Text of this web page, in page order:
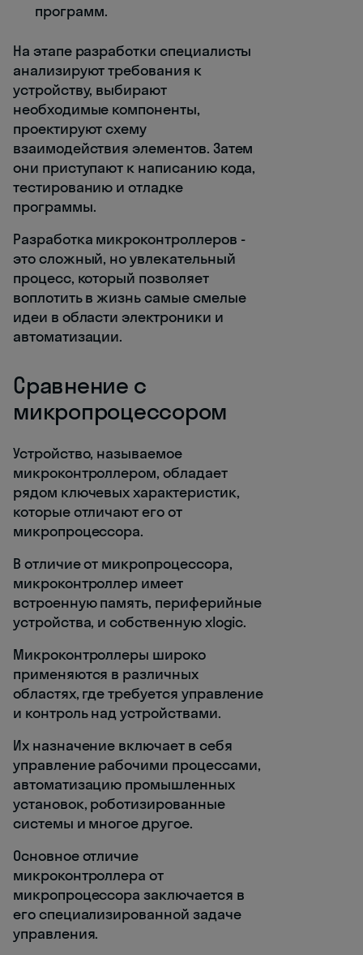
программ.
На этапе разработки специалисты
анализируют требования к
устройству, выбирают
необходимые компоненты,
проектируют схему
взаимодействия элементов. Затем
они приступают к написанию кода,
тестированию и отладке
программы.
Разработка микроконтроллеров -
это сложный, но увлекательный
процесс, который позволяет
воплотить в жизнь самые смелые
идеи в области электроники и
автоматизации.
Сравнение с
микропроцессором
Устройство, называемое
микроконтроллером, обладает
рядом ключевых характеристик,
которые отличают его от
микропроцессора.
В отличие от микропроцессора,
микроконтроллер имеет
встроенную память, периферийные
устройства, и собственную xlogic.
Микроконтроллеры широко
применяются в различных
областях, где требуется управление
и контроль над устройствами.
Их назначение включает в себя
управление рабочими процессами,
автоматизацию промышленных
установок, роботизированные
системы и многое другое.
Основное отличие
микроконтроллера от
микропроцессора заключается в
его специализированной задаче
управления.